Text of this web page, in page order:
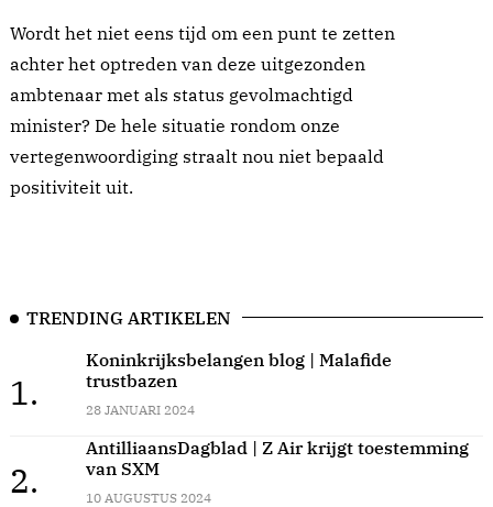
Wordt het niet eens tijd om een punt te zetten
achter het optreden van deze uitgezonden
ambtenaar met als status gevolmachtigd
minister? De hele situatie rondom onze
vertegenwoordiging straalt nou niet bepaald
positiviteit uit.
TRENDING ARTIKELEN
1.
Koninkrijksbelangen blog | Malafide
trustbazen
28 JANUARI 2024
2.
AntilliaansDagblad | Z Air krijgt toestemming
van SXM
10 AUGUSTUS 2024